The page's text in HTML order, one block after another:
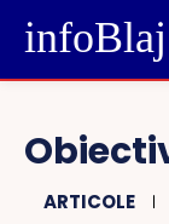
infoBlaj
ARTICOLE